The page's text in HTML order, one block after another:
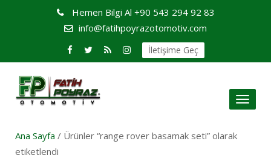
Hemen Bilgi Al +90 543 294 92 83
info@fatihpoyrazotomotiv.com
İletişime Geç
Toggle
Ana Sayfa / Ürünler “range rover basamak seti” olarak
etiketlendi